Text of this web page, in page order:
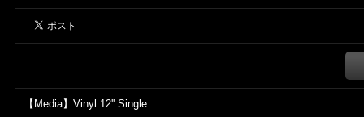
【Media】Vinyl 12'' Single